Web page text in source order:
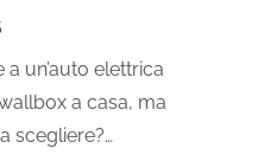
un’auto elettrica
a casa, ma
scegliere?…